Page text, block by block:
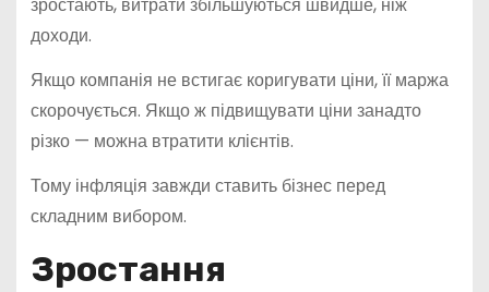
зростають, витрати збільшуються швидше, ніж
доходи.
Якщо компанія не встигає коригувати ціни, її маржа
скорочується. Якщо ж підвищувати ціни занадто
різко — можна втратити клієнтів.
Тому інфляція завжди ставить бізнес перед
складним вибором.
Зростання